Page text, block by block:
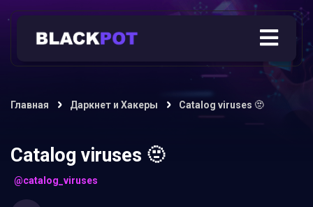
Главная Даркнет и Хакеры Catalog viruses 🫥
Catalog viruses 🫥
@catalog_viruses